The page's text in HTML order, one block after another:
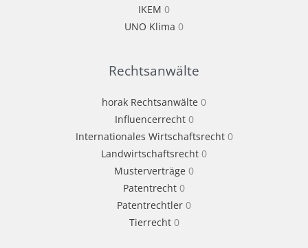
IKEM 0
UNO Klima 0
Rechtsanwälte
horak Rechtsanwälte 0
Influencerrecht0
Internationales Wirtschaftsrecht0
Landwirtschaftsrecht 0
Musterverträge 0
Patentrecht 0
Patentrechtler 0
Tierrecht0